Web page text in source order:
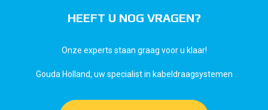
HEEFT U NOG VRAGEN?
Onze experts staan graag voor u klaar!
Gouda Holland, uw specialist in kabeldraagsystemen